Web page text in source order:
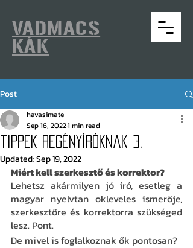
VADMACS
KÁK
Post
tippek regényíróknak 3.
havasimate
Sep 16, 20221 min read
Updated:Sep 19, 2022
Miért kell szerkesztő és korrektor?
Lehetsz akármilyen jó író, esetleg a
magyar nyelvtan okleveles ismerője,
szerkesztőre és korrektorra szükséged
lesz. Pont.
De mivel is foglalkoznak ők pontosan?